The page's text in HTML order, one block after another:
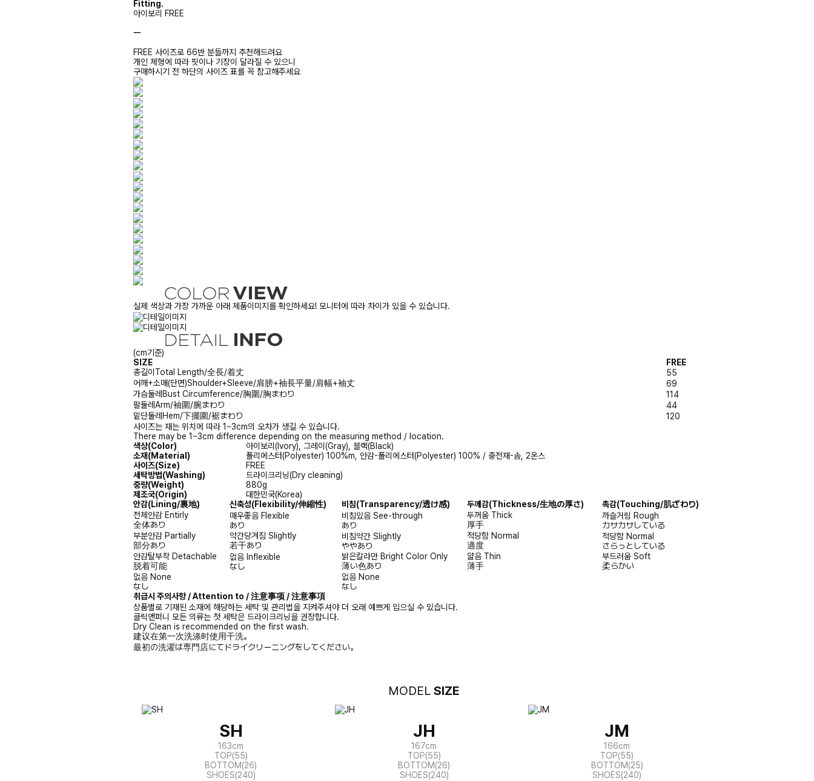
Fitting.
아이보리 FREE
ㅡ
FREE 사이즈로 66반 분들까지 추천해드려요
개인 체형에 따라 핏이나 기장이 달라질 수 있으니
구매하시기 전 하단의 사이즈 표를 꼭 참고해주세요
실제 색상과 가장 가까운 아래 제품이미지를 확인하세요! 모니터에 따라 차이가 있을 수 있습니다.
(cm기준)
SIZE
FREE
총길이 Total Length/全長/着丈
55
어깨+소매(단면)Shoulder+Sleeve/肩膀+袖長平量/肩幅+袖丈
69
가슴둘레 Bust Circumference/胸圍/胸まわり
114
팔둘레Arm/袖圍/腕まわり
44
밑단둘레 Hem/下擺圍/裾まわり
120
사이즈는 재는 위치에 따라 1~3cm의 오차가 생길 수 있습니다.
There may be 1~3cm difference depending on the measuring method / location.
색상(Color)
아이보리(Ivory), 그레이(Gray), 블랙(Black)
소재(Material)
폴리에스터(Polyester) 100%m, 안감-폴리에스터(Polyester) 100% / 충전재-솜, 2온스
사이즈(Size)
FREE
세탁방법(Washing)
드라이크리닝(Dry cleaning)
중량(Weight)
880g
제조국(Origin)
대한민국(Korea)
안감(Lining/裏地) 신축성(Flexibility/伸縮性) 비침(Transparency/透け感) 두께감(Thickness/生地の厚さ) 촉감(Touching/肌ざわり)
전체안감 Entirly
全体あり
매우좋음 Flexible
あり
비침있음 See-through
あり
두꺼움 Thick
厚手
까슬거림 Rough
カサカサしている
부분안감 Partially
部分あり
약간당겨짐 Slightly
若干あり
비침약간 Slightly
ややあり
적당함 Normal
適度
적당함 Normal
さらっとしている
안감탈부착 Detachable
脱着可能
없음 Inflexible
なし
밝은칼라만 Bright Color Only
薄い色あり
얇음 Thin
薄手
부드러움 Soft
柔らかい
없음 None
なし
없음 None
なし
취급시 주의사항 / Attention to / 注意事项 / 注意事項
상품별로 기재된 소재에 해당하는 세탁 및 관리법을 지켜주셔야 더 오래 예쁘게 입으실 수 있습니다.
클릭앤퍼니 모든 의류는 첫 세탁은 드라이크리닝을 권장합니다.
Dry Clean is recommended on the first wash.
建议在第一次洗涤时使用干洗。
最初の洗濯は専門店にてドライクリーニングをしてください。
MODEL SIZE
SH
163cm
TOP(55)
BOTTOM(26)
SHOES(240)
JH
167cm
TOP(55)
BOTTOM(26)
SHOES(240)
JM
166cm
TOP(55)
BOTTOM(25)
SHOES(240)